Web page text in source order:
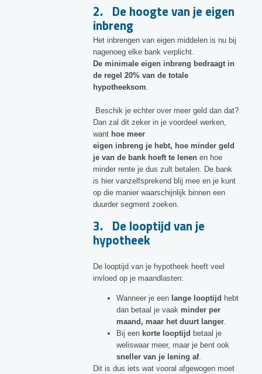
2. De hoogte van je eigen
inbreng
Het inbrengen van eigen middelen is nu bij
nagenoeg elke bank verplicht.
De minimale eigen inbreng bedraagt in
de regel 20% van de totale
hypotheeksom.
Beschik je echter over meer geld dan dat?
Dan zal dit zeker in je voordeel werken,
want hoe meer
eigen inbreng je hebt, hoe minder geld
je van de bank hoeft te lenenen hoe
minder rente je dus zult betalen. De bank
is hier vanzelfsprekend blij mee en je kunt
op die manier waarschijnlijk binnen een
duurder segment zoeken.
3. De looptijd van je
hypotheek
De looptijd van je hypotheek heeft veel
invloed op je maandlasten:
Wanneer je een lange looptijd hebt
dan betaal je vaak minder per
maand, maar het duurt langer.
Bij een korte looptijd betaal je
weliswaar meer, maar je bent ook
sneller van je lening af.
Dit is dus iets wat vooral afgewogen moet